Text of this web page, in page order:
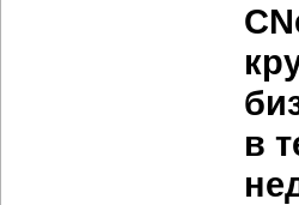
в